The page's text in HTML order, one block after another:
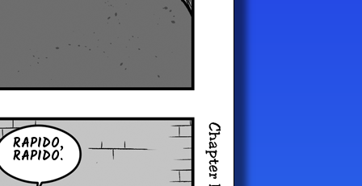
RAPIDO,
RAPIDO.